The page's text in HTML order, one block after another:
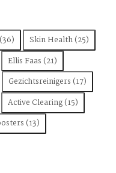
(36) Skin Health(25)
Ellis Faas (21)
Gezichtsreinigers (17)
Active Clearing(15)
(13)